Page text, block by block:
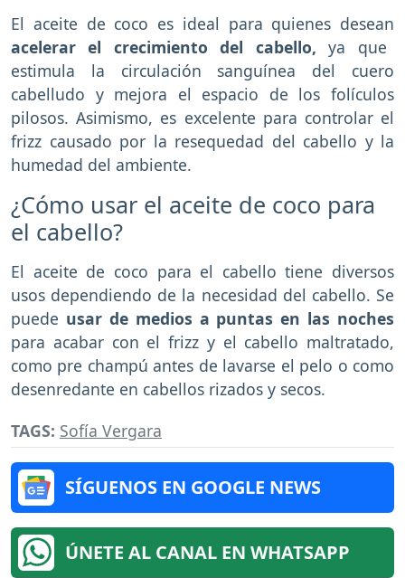
El aceite de coco es ideal para quienes desean
acelerar el crecimiento del cabello,ya que
estimula la circulación sanguínea del cuero
cabelludo y mejora el espacio de los folículos
pilosos. Asimismo, es excelente para controlar el
frizz causado por la resequedad del cabello y la
humedad del ambiente.
¿Cómo usar el aceite de coco para
el cabello?
El aceite de coco para el cabello tiene diversos
usos dependiendo de la necesidad del cabello. Se
puede usar de medios a puntas en las noches
para acabar con el frizz y el cabello maltratado,
como pre champú antes de lavarse el pelo o como
desenredante en cabellos rizados y secos.
TAGS: Sofía Vergara
SÍGUENOS EN GOOGLE NEWS
ÚNETE AL CANAL EN WHATSAPP